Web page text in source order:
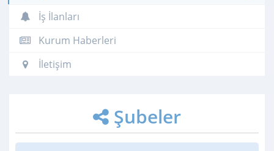
İş İlanları
Kurum Haberleri
İletişim
Şubeler